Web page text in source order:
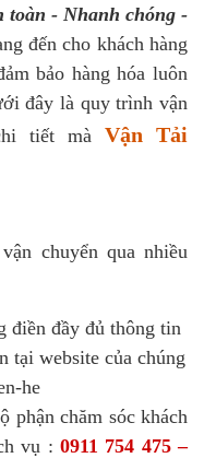
toàn - Nhanh chóng -
đến cho khách hàng
bảo hàng hóa luôn
đây là quy trình vận
tiết mà Vận Tải
chuyển qua nhiều
điền đầy đủ thông tin
tại website của chúng
he
chăm sóc khách
vụ :0911 754 475 –